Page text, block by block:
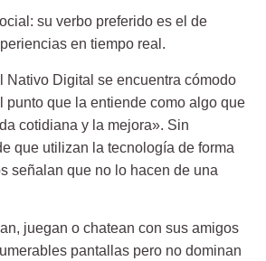
su verbo preferido es el de
en tiempo real.
Nativo Digital se encuentra cómodo
punto que la entiende como algo que
cotidiana y la mejora». Sin
que utilizan la tecnología de forma
señalan que no lo hacen de una
juegan o chatean con sus amigos
pantallas pero no dominan